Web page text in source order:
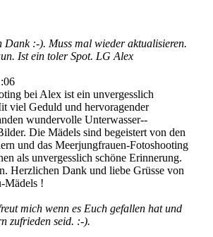
:-). Muss mal wieder aktualisieren.
Ist ein toler Spot. LG Alex
bei Alex ist ein unvergesslich
viel Geduld und hervoragender
wundervolle Unterwasser-­
Die Mädels sind begeistert von den
und das Meerjungfrauen-­Fotoshooting
als unvergesslich schöne Erinnerung.
Herzlichen Dank und liebe Grüsse von
Mädels !
mich wenn es Euch gefallen hat und
zufrieden seid. :-).